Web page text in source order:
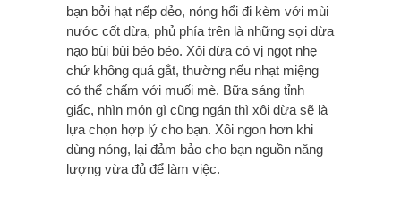
bạn bởi hạt nếp dẻo, nóng hổi đi kèm với mùi
nước cốt dừa, phủ phía trên là những sợi dừa
nạo bùi bùi béo béo. Xôi dừa có vị ngọt nhẹ
chứ không quá gắt, thường nếu nhạt miệng
có thể chấm với muối mè. Bữa sáng tỉnh
giấc, nhìn món gì cũng ngán thì xôi dừa sẽ là
lựa chọn hợp lý cho bạn. Xôi ngon hơn khi
dùng nóng, lại đảm bảo cho bạn nguồn năng
lượng vừa đủ để làm việc.